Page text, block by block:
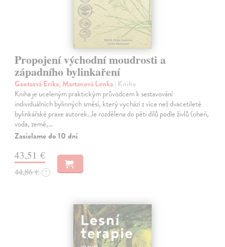
Propojení východní moudrosti a
západního bylinkaření
Goetzová Erika, Martanová Lenka| Kniha
Kniha je uceleným praktickým průvodcem k sestavování
individuálních bylinných směsí, který vychází z více než dvacetileté
bylinkářské praxe autorek. Je rozdělena do pěti dílů podle živlů (oheň,
voda, země,…
Zasielame do 10 dní
43,51 €
44,86 € ?